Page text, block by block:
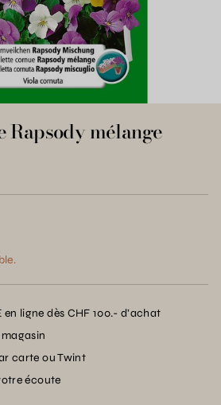
Rapsody mélange
en ligne dès CHF 100.- d’achat
carte ou Twint
écoute